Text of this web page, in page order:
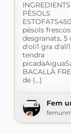
PÈSOLS
pèsols frescos
desgranats, 5
d'oli1 gra
tendra
BACALLÀ
de (...)
Fem